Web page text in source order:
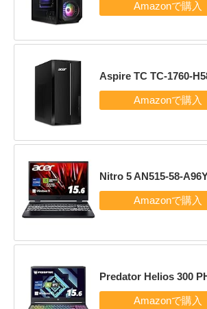
Aspire TC TC-1760-
Nitro 5 AN515-58-
Predator Helios 300